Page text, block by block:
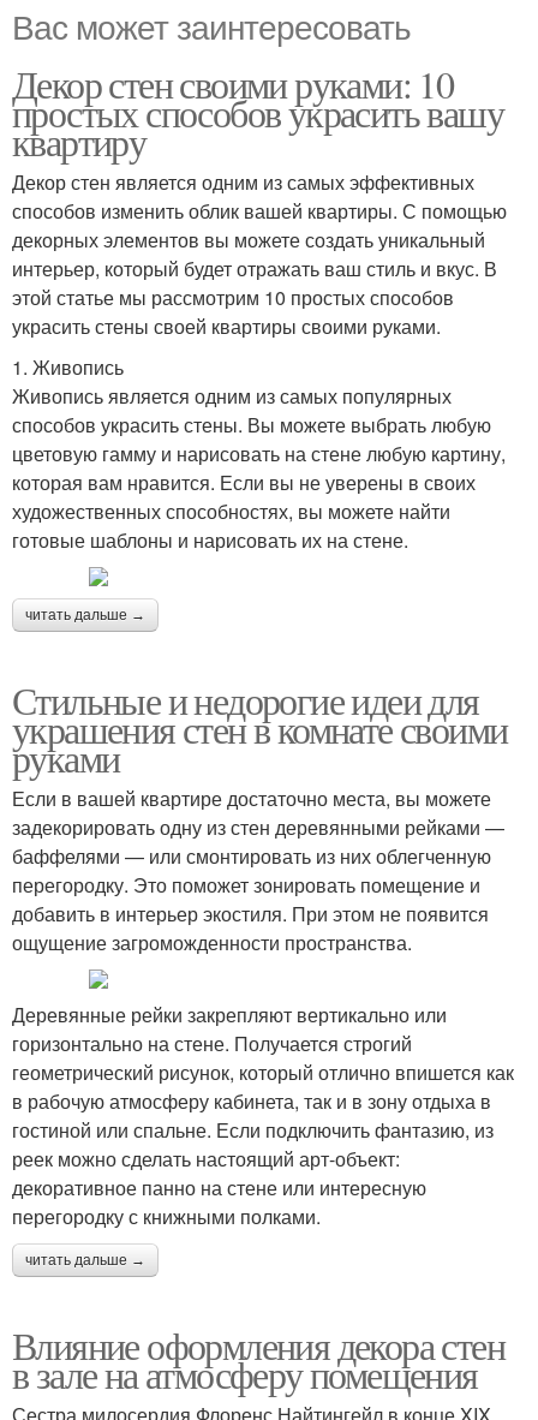
Вас может заинтересовать
Декор стен своими руками: 10
простых способов украсить вашу
квартиру
Декор стен является одним из самых эффективных
способов изменить облик вашей квартиры. С помощью
декорных элементов вы можете создать уникальный
интерьер, который будет отражать ваш стиль и вкус. В
этой статье мы рассмотрим 10 простых способов
украсить стены своей квартиры своими руками.
1. Живопись
Живопись является одним из самых популярных
способов украсить стены. Вы можете выбрать любую
цветовую гамму и нарисовать на стене любую картину,
которая вам нравится. Если вы не уверены в своих
художественных способностях, вы можете найти
готовые шаблоны и нарисовать их на стене.
читать дальше →
Стильные и недорогие идеи для
украшения стен в комнате своими
руками
Если в вашей квартире достаточно места, вы можете
задекорировать одну из стен деревянными рейками —
баффелями — или смонтировать из них облегченную
перегородку. Это поможет зонировать помещение и
добавить в интерьер экостиля. При этом не появится
ощущение загроможденности пространства.
Деревянные рейки закрепляют вертикально или
горизонтально на стене. Получается строгий
геометрический рисунок, который отлично впишется как
в рабочую атмосферу кабинета, так и в зону отдыха в
гостиной или спальне. Если подключить фантазию, из
реек можно сделать настоящий арт-объект:
декоративное панно на стене или интересную
перегородку с книжными полками.
читать дальше →
Влияние оформления декора стен
в зале на атмосферу помещения